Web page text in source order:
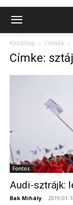
Kezdőlap Címkék
Címke:
Fontos
Audi-sztrájk:
Bak Mihály - 2019-01-